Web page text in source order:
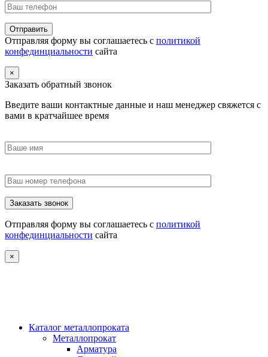
Отправляя форму вы соглашаетесь с политикой
конфединциальности сайта
×
Заказать обратный звонок
Введите ваши контактные данные и наш менеджер свяжется с
вами в кратчайшее время
Отправляя форму вы соглашаетесь с политикой
конфединциальности сайта
×
Каталог металлопроката
Металлопрокат
Арматура